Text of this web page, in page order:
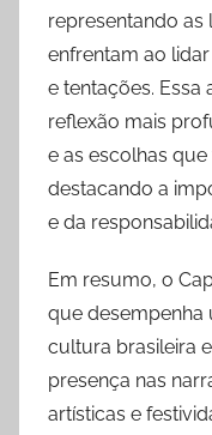
representando as
enfrentam ao
e tentações.
reflexão mais
e as escolhas
destacando a
e da
Em resumo, o
que desempenha
cultura brasileira
presença nas
artísticas e